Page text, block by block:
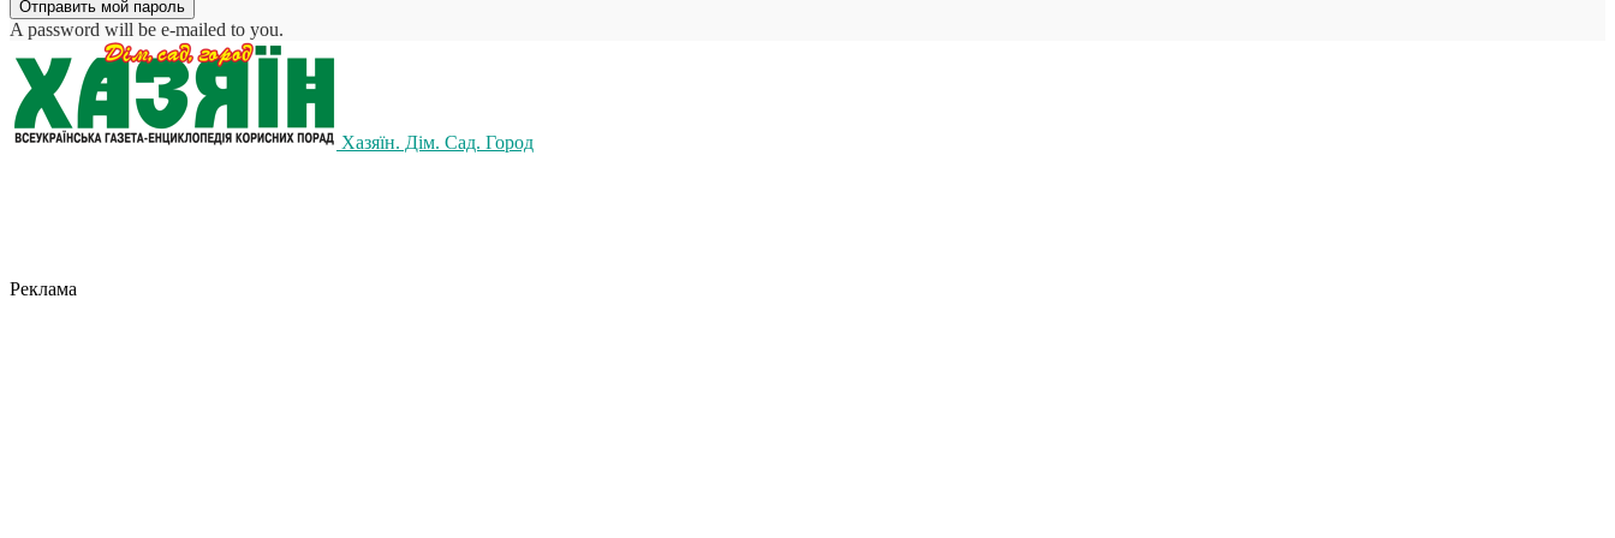
A password will be e-mailed to you.
Хазяїн. Дім. Сад. Город
Реклама